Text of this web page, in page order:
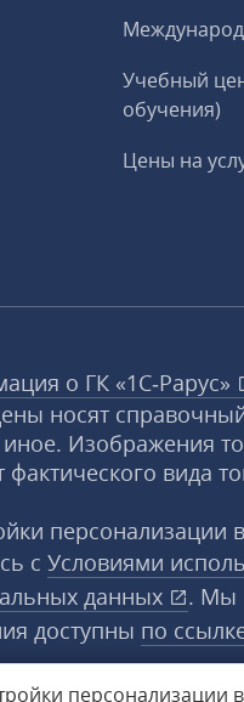
персонализации
Учебный
обучения)
Цены на
о ГК «1С‑Рарус»
носят
Изображения
фактического вида
персонализации
с Условиями
данных
. Мы
доступны по